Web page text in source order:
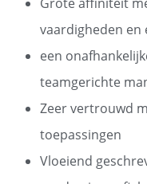
vaardigheden
een
teamgerichte
Zeer vertrouwd
toepassingen
Vloeiend